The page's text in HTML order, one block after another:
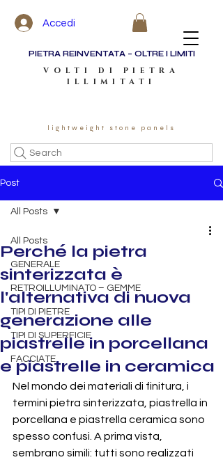
Accedi
Search
PIETRA REINVENTATA – OLTRE I LIMITI
VOLTI DI PIETRA
ILLIMITATI
lightweight stone panels
Post
All Posts
GENERALE
RETROILLUMINATO – GEMME
TIPI DI PIETRE
TIPI DI SUPERFICIE
FACCIATE
All Posts
Perché la pietra
sinterizzata è
l'alternativa di nuova
generazione alle
piastrelle in porcellana
e piastrelle in ceramica
Nel mondo dei materiali di finitura, i
termini pietra sinterizzata, piastrella in
porcellana e piastrella ceramica sono
spesso confusi. A prima vista,
sembrano simili: tutti sono realizzati